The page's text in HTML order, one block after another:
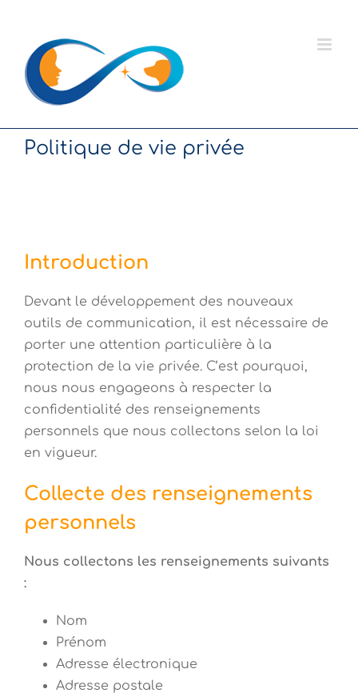
contenu
Politique de vie privée
Introduction
Devant le développement des nouveaux
outils de communication, il est nécessaire de
porter une attention particulière à la
protection de la vie privée. C’est pourquoi,
nous nous engageons à respecter la
confidentialité des renseignements
personnels que nous collectons selon la loi
en vigueur.
Collecte des renseignements
personnels
Nous collectons les renseignements suivants
:
Nom
Prénom
Adresse électronique
Adresse postale